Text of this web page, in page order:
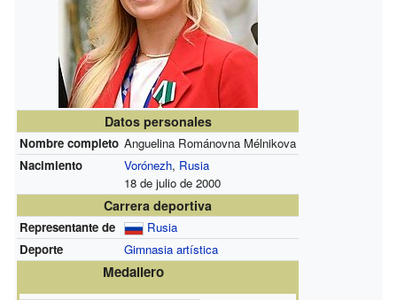
Datos personales
Nombre completo Anguelina Románovna Mélnikova
Nacimiento
Vorónezh, Rusia
18 de julio de 2000
Carrera deportiva
Representante de
Rusia
Deporte
Gimnasia artística
Medallero